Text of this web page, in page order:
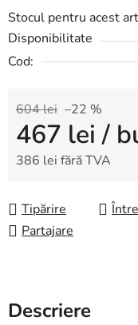
Stocul pentru acest
Disponibilitate
Cod:
604 lei –22 %
467 lei/
386 lei fără TVA
Tipărire
Partajare
Descriere